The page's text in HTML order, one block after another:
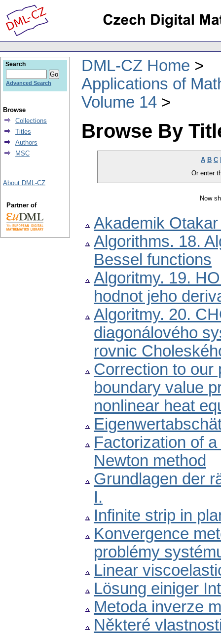
DML-CZ Home
Applications of
Volume 14
Browse By
A B C
Or enter
Now
Akademik
Algorithms. 18.
Bessel functions
Algoritmy. 19.
hodnot jeho
Algoritmy. 20.
diagonálového
rovnic
Correction to our
boundary value
nonlinear heat
Factorization of
Newton method
Grundlagen der
I.
Infinite strip in
Konvergence
problémy
Linear
Lösung einiger
Metoda inverze
Některé
Search
Advanced Search
Browse
Collections
Titles
Authors
MSC
About DML-CZ
Partner of